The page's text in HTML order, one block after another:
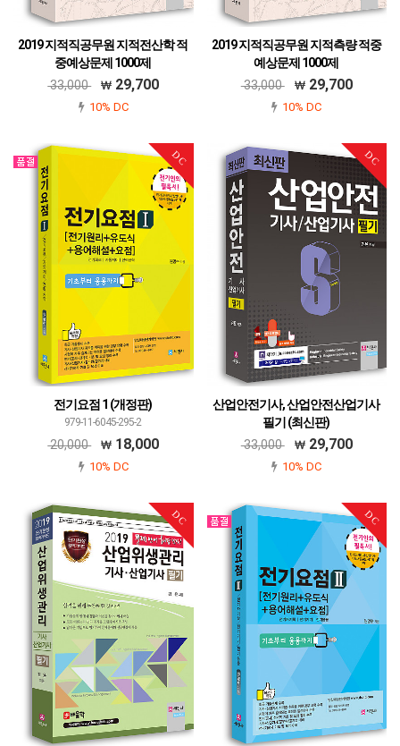
2019 지적직공무원 지적전산학 적
중예상문제 1000제
979-11-6045-310-2
33,000 29,700
10% DC
2019 지적직공무원 지적측량 적중
예상문제 1000제
979-11-6045-307-2
33,000 29,700
10% DC
DC
전기요점 1 (개정판)
979-11-6045-295-2
20,000 18,000
10% DC
DC
산업안전기사, 산업안전산업기사
필기 (최신판)
979-11-6045-160-3
33,000 29,700
10% DC
DC DC